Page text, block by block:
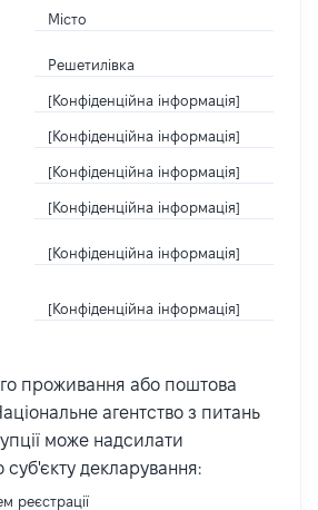
Місто
Решетилівка
[Конфіденційна інформація]
[Конфіденційна інформація]
[Конфіденційна інформація]
[Конфіденційна інформація]
[Конфіденційна інформація]
[Конфіденційна інформація]
проживання або поштова
агентство з питань
може надсилати
декларування:
реєстрації